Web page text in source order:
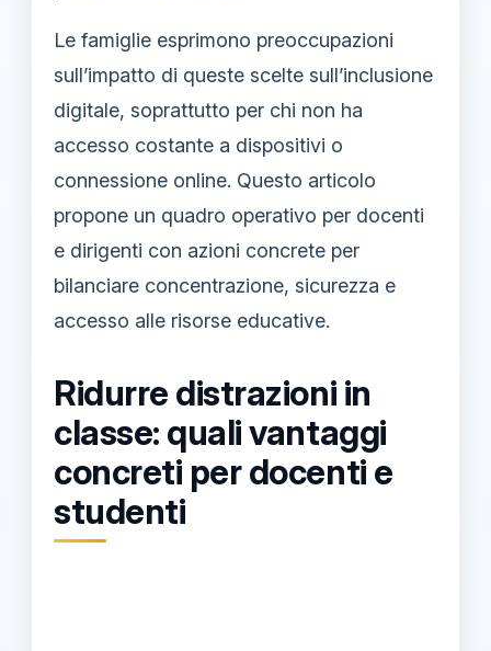
Le famiglie esprimono preoccupazioni
sull’impatto di queste scelte sull’inclusione
digitale, soprattutto per chi non ha
accesso costante a dispositivi o
connessione online. Questo articolo
propone un quadro operativo per docenti
e dirigenti con azioni concrete per
bilanciare concentrazione, sicurezza e
accesso alle risorse educative.
Ridurre distrazioni in
classe: quali vantaggi
concreti per docenti e
studenti